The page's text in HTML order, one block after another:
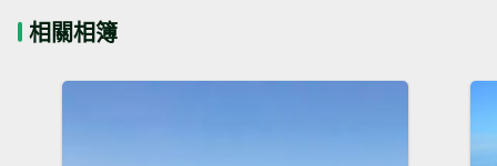
相關相簿